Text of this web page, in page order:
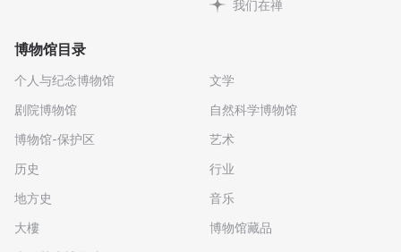
我们在禅
博物馆目录
个人与纪念博物馆
剧院博物馆
博物馆-保护区
历史
地方史
大樓
文学
自然科学博物馆
艺术
行业
音乐
博物馆藏品